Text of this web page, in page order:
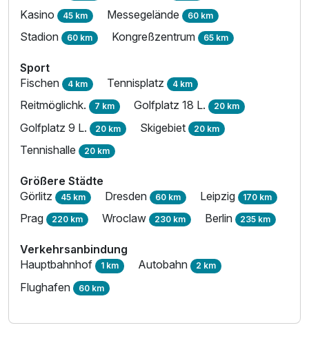
Kasino 45 km Messegelände 60 km
Stadion 60 km Kongreßzentrum 65 km
Sport
Fischen 4 km Tennisplatz 4 km
Reitmöglichk. 7 km Golfplatz 18 L. 20 km
Golfplatz 9 L. 20 km Skigebiet 20 km
Tennishalle 20 km
Größere Städte
Görlitz 45 km Dresden 60 km Leipzig 170 km
Prag 220 km Wroclaw 230 km Berlin 235 km
Verkehrsanbindung
Hauptbahnhof 1 km Autobahn 2 km
Flughafen 60 km